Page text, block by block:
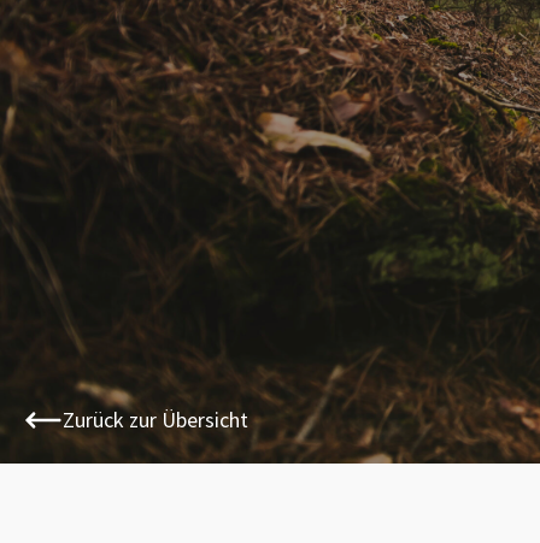
Zurück zur Übersicht